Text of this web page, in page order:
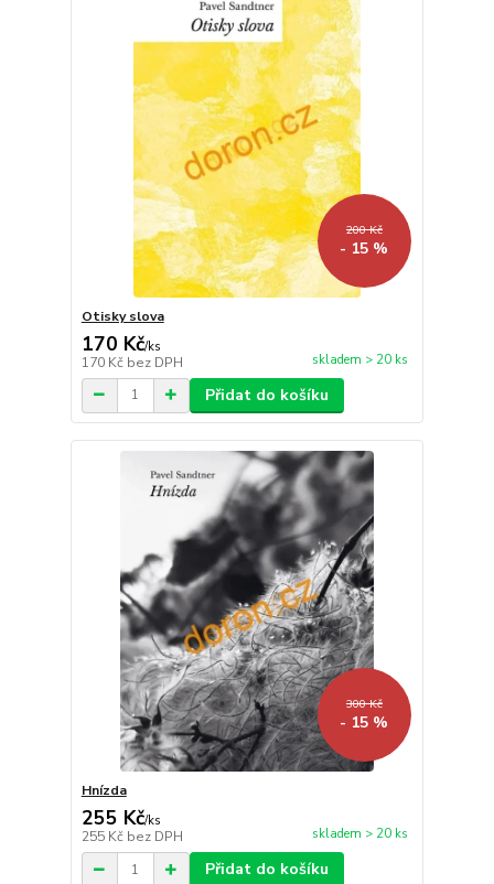
200 Kč
- 15 %
Otisky slova
170 Kč/ks
170 Kč bez DPH skladem > 20 ks
Přidat do košíku
300 Kč
- 15 %
Hnízda
255 Kč/ks
255 Kč bez DPH skladem > 20 ks
Přidat do košíku